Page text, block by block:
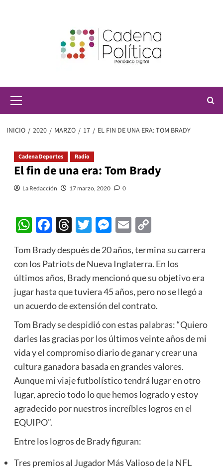
principal
INICIO 2020 MARZO 17 EL FIN DE UNA ERA: TOM BRADY
Cadena Deportes Radio
El fin de una era: Tom Brady
La Redacción 17 marzo, 2020 0
WhatsApp
Facebook
Threads
Twitter
Messenger
EmailCopy
Tom Brady después de 20 años, termina su carrera
con los Patriots de Nueva Inglaterra. En los
últimos años, Brady mencionó que su objetivo era
jugar hasta que tuviera 45 años, pero no se llegó a
un acuerdo de extensión del contrato.
Tom Brady se despidió con estas palabras: “Quiero
darles las gracias por los últimos veinte años de mi
vida y el compromiso diario de ganar y crear una
cultura ganadora basada en grandes valores.
Aunque mi viaje futbolístico tendrá lugar en otro
lugar, aprecio todo lo que hemos logrado y estoy
agradecido por nuestros increíbles logros en el
EQUIPO”.
Entre los logros de Brady figuran:
Tres premios al Jugador Más Valioso de la NFL